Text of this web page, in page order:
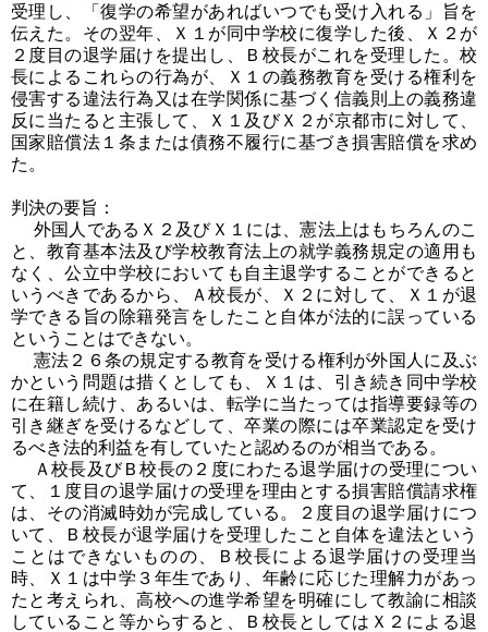
受理し、「復学の希望があればいつでも受け入れる」旨を
伝えた。その翌年、Ｘ１が同中学校に復学した後、Ｘ２が
２度目の退学届けを提出し、Ｂ校長がこれを受理した。校
長によるこれらの行為が、Ｘ１の義務教育を受ける権利を
侵害する違法行為又は在学関係に基づく信義則上の義務違
反に当たると主張して、Ｘ１及びＸ２が京都市に対して、
国家賠償法１条または債務不履行に基づき損害賠償を求め
た。
判決の要旨：
外国人であるＸ２及びＸ１には、憲法上はもちろんのこ
と、教育基本法及び学校教育法上の就学義務規定の適用も
なく、公立中学校においても自主退学することができると
いうべきであるから、Ａ校長が、Ｘ２に対して、Ｘ１が退
学できる旨の除籍発言をしたこと自体が法的に誤っている
ということはできない。
憲法２６条の規定する教育を受ける権利が外国人に及ぶ
かという問題は措くとしても、Ｘ１は、引き続き同中学校
に在籍し続け、あるいは、転学に当たっては指導要録等の
引き継ぎを受けるなどして、卒業の際には卒業認定を受け
るべき法的利益を有していたと認めるのが相当である。
Ａ校長及びＢ校長の２度にわたる退学届けの受理につい
て、１度目の退学届けの受理を理由とする損害賠償請求権
は、その消滅時効が完成している。２度目の退学届けにつ
いて、Ｂ校長が退学届けを受理したこと自体を違法という
ことはできないものの、Ｂ校長による退学届けの受理当
時、Ｘ１は中学３年生であり、年齢に応じた理解力があっ
たと考えられ、高校への進学希望を明確にして教諭に相談
していること等からすると、Ｂ校長としてはＸ２による退